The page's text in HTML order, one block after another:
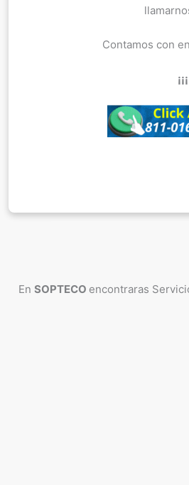
Contamos con
En SOPTECO encontraras